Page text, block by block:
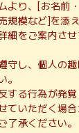
より、[お名前
規模など]を添
細をご案内させ
守し、個人の
。
する行為が発
ていただく場合
了承ください。